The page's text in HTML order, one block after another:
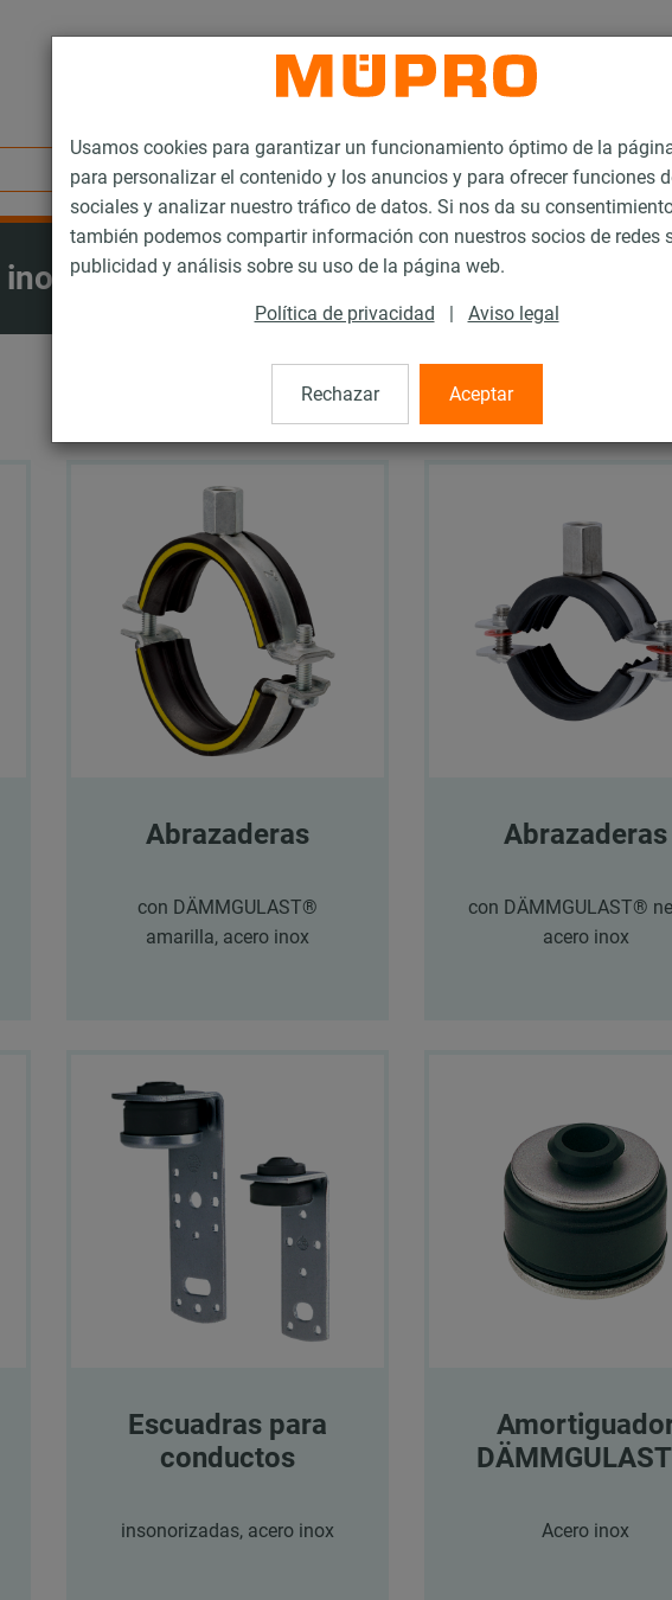
Usamos cookies para garantizar un funcionamiento óptimo de la
para personalizar el contenido y los anuncios y para ofrecer funciones
sociales y analizar nuestro tráfico de datos. Si nos da su
también podemos compartir información con nuestros socios de redes
publicidad y análisis sobre su uso de la página web.
Política de privacidad | Aviso legal
Rechazar Aceptar
con insonorización
Abrazaderas
con DÄMMGULAST®
amarilla, acero inox
Abrazaderas
con DÄMMGULAST®
acero inox
Escuadras para
conductos
insonorizadas, acero inox Acero inox